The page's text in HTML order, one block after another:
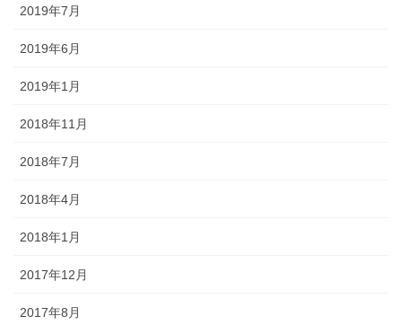
2019年7月
2019年6月
2019年1月
2018年11月
2018年7月
2018年4月
2018年1月
2017年12月
2017年8月